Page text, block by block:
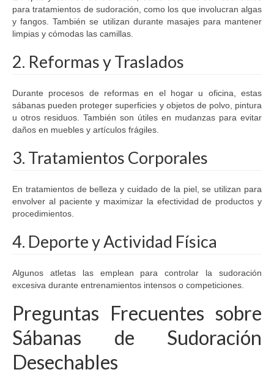
para tratamientos de sudoración, como los que involucran algas
y fangos. También se utilizan durante masajes para mantener
limpias y cómodas las camillas.
2. Reformas y Traslados
Durante procesos de reformas en el hogar u oficina, estas
sábanas pueden proteger superficies y objetos de polvo, pintura
u otros residuos. También son útiles en mudanzas para evitar
daños en muebles y artículos frágiles.
3. Tratamientos Corporales
En tratamientos de belleza y cuidado de la piel, se utilizan para
envolver al paciente y maximizar la efectividad de productos y
procedimientos.
4. Deporte y Actividad Física
Algunos atletas las emplean para controlar la sudoración
excesiva durante entrenamientos intensos o competiciones.
Preguntas Frecuentes sobre
Sábanas de Sudoración
Desechables